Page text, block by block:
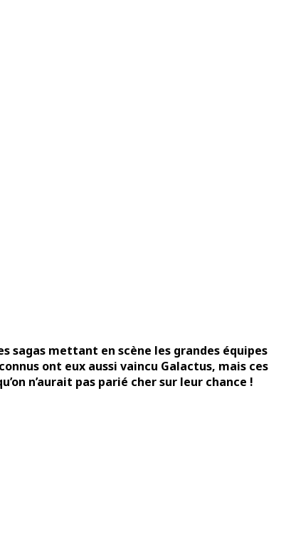
sagas mettant en scène les grandes équipes
ont eux aussi vaincu Galactus, mais ces
n’aurait pas parié cher sur leur chance !